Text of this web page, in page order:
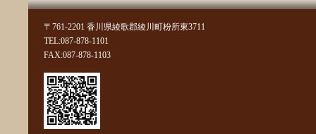
2022年10月
2022年7月
2022年6月
2022年4月
2022年3月
2022年2月
2022年1月
2021年11月
2021年10月
〒761-2201 香川県綾歌郡綾川町枌所東3711
TEL:087-878-1101
FAX:087-878-1103